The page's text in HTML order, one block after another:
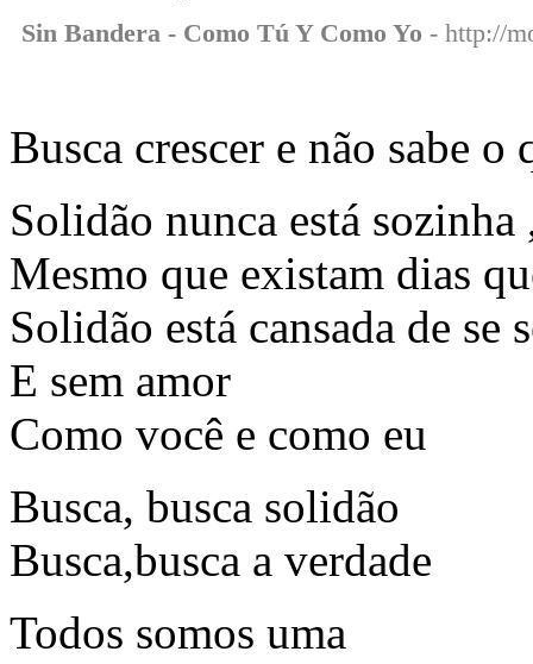
Sin Bandera - Como Tú Y Como Yo - http://
Busca crescer e não sabe o
Solidão nunca está sozinha
Mesmo que existam dias
Solidão está cansada de se
E sem amor
Como você e como eu
Busca, busca solidão
Busca,busca a verdade
Todos somos uma